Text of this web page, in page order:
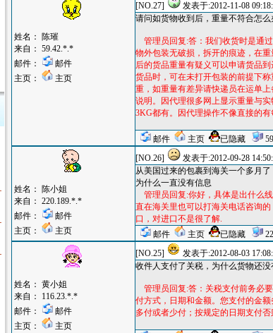
姓名： 陈璀
来自： 59.42.*.*
邮件：
邮件
主页：
主页
[NO.27]
发表于:2012-11-08
请问如货物收到后，重量不符合怎么
管理员回复:答：我们收货时是通
物外包装无破损，拆开的痕迹，在
后的货品重量有疑义可以申请货品
货品时，可在未打开包装的前提下
重，如重量有差异请快递员在运单
说明。因代理很多网上显示重量与
3KG都有。因代理操作不像直接的有
邮件 主页 已隐藏
姓名： 陈小姐
来自： 220.189.*.*
邮件：
邮件
主页：
主页
[NO.26]
发表于:2012-09-28
从美国过来的包裹到海关一个多月
为什么一直没有信息
管理员回复:你好，具体是出什么
直在海关里也可以打海关电话咨询
口，对进口不是很了解.
邮件
主页 已隐藏
姓名： 黄小姐
来自： 116.23.*.*
邮件：
邮件
主页：
主页
[NO.25]
发表于:2012-08-03
收件人支付了关税，为什么货物还没
管理员回复:答：关税支付前务必
付方式，日期和金额。您支付的金
多付或者少付；按规定的日期支付否